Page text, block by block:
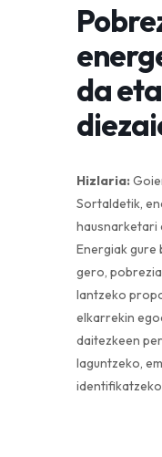
da
Hizlaria:
Sortaldetik,
hausnarketari
Energiak gure
gero,
lantzeko
elkarrekin
daitezkeen
laguntzeko,